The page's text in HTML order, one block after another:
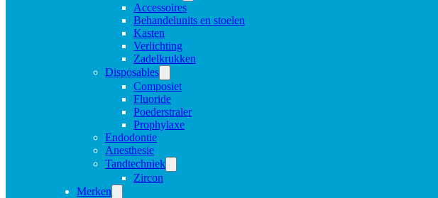
Accessoires
Behandelunits en stoelen
Kasten
Verlichting
Zadelkrukken
Disposables
Composiet
Fluoride
Poederstraler
Prophylaxe
Endodontie
Anesthesie
Tandtechniek
Zircon
Merken